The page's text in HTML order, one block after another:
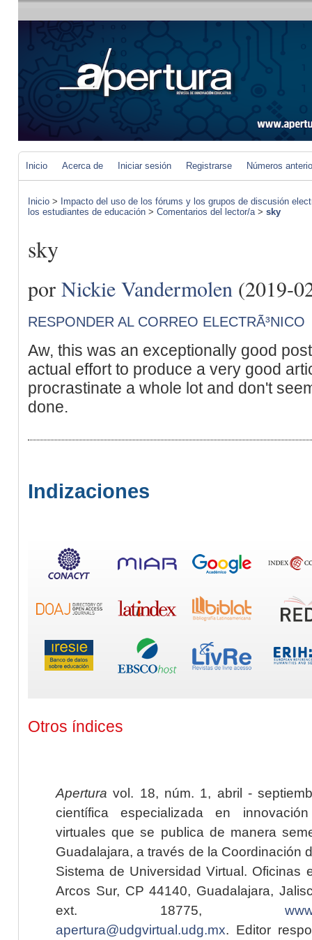
Inicio Acerca de Iniciar sesión Registrarse Números
Inicio > Impacto del uso de los fórums y los grupos de discusión
los estudiantes de educación > Comentarios del lector/a> sky
sky
por Nickie Vandermolen (2019-
RESPONDER AL CORREO ELECTRÃ³NICO
Aw, this was an exceptionally good
actual effort to produce a very good
procrastinate a whole lot and don't
done.
Indizaciones
Otros índices
Apertura vol. 18, núm. 1, abril -
científica especializada en
virtuales que se publica de manera
Guadalajara, a través de la Coordinación
Sistema de Universidad Virtual. Oficinas
Arcos Sur, CP 44140, Guadalajara,
ext. 18775,
apertura@udgvirtual.udg.mx. Editor